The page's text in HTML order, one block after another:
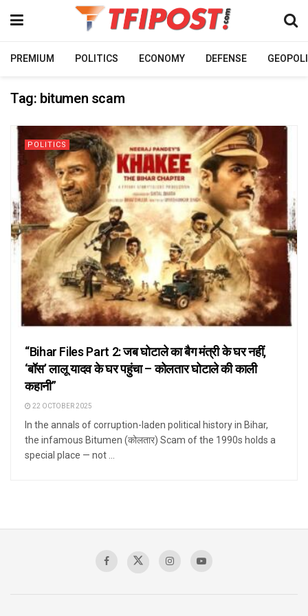
PREMIUM POLITICS ECONOMY DEFENSE
Tag: bitumen scam
POLITICS
“Bihar Files Part 2: जब घोटाले का बैग मंत्री के घर नहीं,
‘बॉस’ लालू यादव के घर पहुंचा – कोलतार घोटाले की काली
कहानी”
22 OCTOBER 2025
In the annals of corruption-laden political history in Bihar,
the infamous Bitumen (कोलतार) Scam of the 1990s holds a
special place — not ...